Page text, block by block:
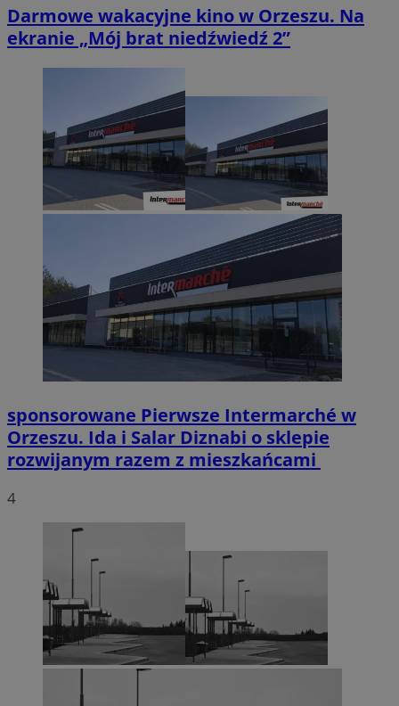
Darmowe wakacyjne kino w Orzeszu. Na
ekranie „Mój brat niedźwiedź 2”
sponsorowane Pierwsze Intermarché w
Orzeszu. Ida i Salar Diznabi o sklepie
rozwijanym razem z mieszkańcami
4